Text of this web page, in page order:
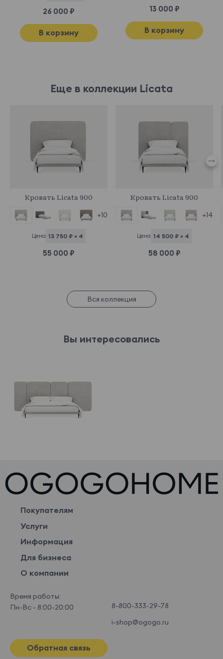
26 000 ₽
В корзину
13 000 ₽
В корзину
Еще в коллекции Licata
Кровать Licata 900
+10
Цена 13 750 ₽ × 4
55 000 ₽
Кровать Licata 900
+14
Цена 14 500 ₽ × 4
58 000 ₽
Вся коллекция
Вы интересовались
Покупателям
Услуги
Информация
Для бизнеса
О компании
Время работы:
Пн-Вс - 8:00-20:00
8-800-333-29-78
i-shop@ogogo.ru
Обратная связь